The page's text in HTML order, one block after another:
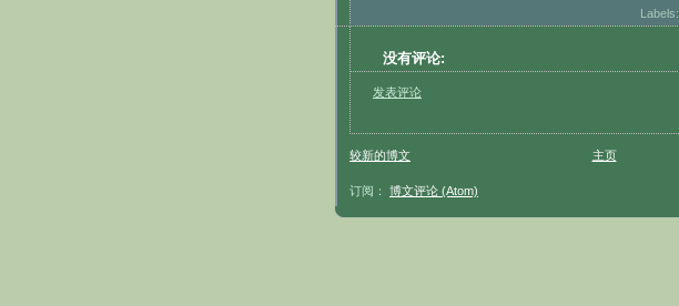
Labels:
没有评论:
发表评论
较新的博文 主页
订阅： 博文评论 (Atom)